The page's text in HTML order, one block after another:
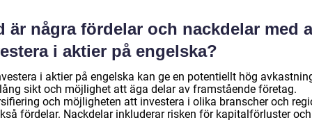
är några fördelar och nackdelar med
i aktier på engelska?
i aktier på engelska kan ge en potentiellt hög
sikt och möjlighet att äga delar av framstående företag.
och möjligheten att investera i olika branscher och
fördelar. Nackdelar inkluderar risken för kapitalförluster och